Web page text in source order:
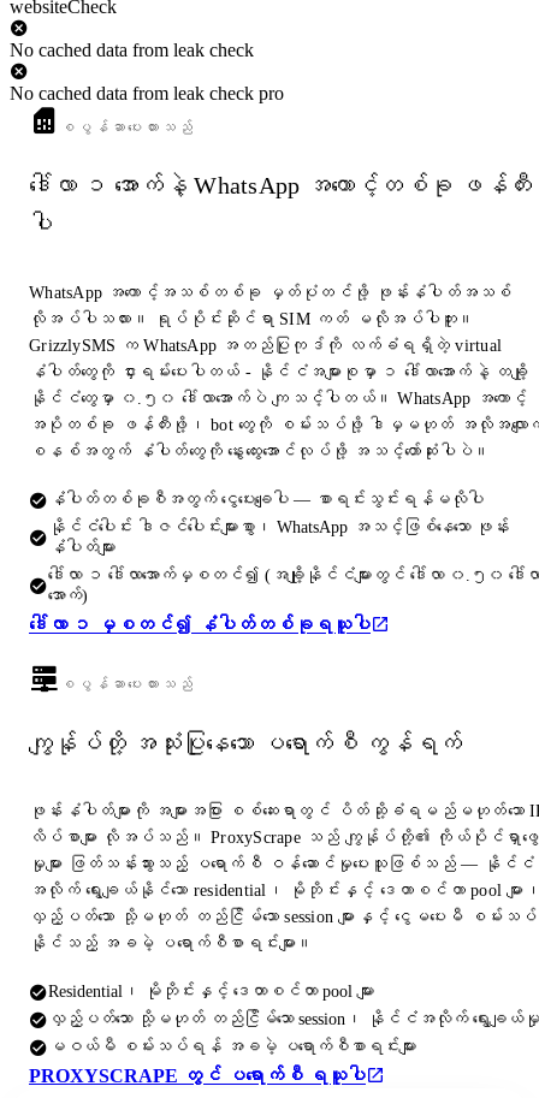
websiteCheck
No cached data from leak check
No cached data from leak check pro
စပွန်ဆာပေးထားသည်
ဒေါ်လာ ၁ အောက်နဲ့ WhatsApp အကောင့်တစ်ခု ဖန်တီး
ပါ
WhatsApp အကောင့်အသစ်တစ်ခု မှတ်ပုံတင်ဖို့ ဖုန်းနံပါတ်အသစ်
လိုအပ်ပါသလား။ ရုပ်ပိုင်းဆိုင်ရာ SIM ကတ် မလိုအပ်ပါဘူး။
GrizzlySMS က WhatsApp အတည်ပြုကုဒ်ကို လက်ခံရရှိတဲ့ virtual
နံပါတ်တွေကို ငှားရမ်းပေးပါတယ် - နိုင်ငံအများစုမှာ ၁ ဒေါ်လာအောက်နဲ့ တချို့
နိုင်ငံတွေမှာ ၀.၅၀ ဒေါ်လာအောက်ပဲ ကျသင့်ပါတယ်။ WhatsApp အကောင့်
အပိုတစ်ခု ဖန်တီးဖို့၊ bot တွေကို စမ်းသပ်ဖို့ ဒါမှမဟုတ် အလိုအလျော
စနစ်အတွက် နံပါတ်တွေကို နွေးထွေးအောင်လုပ်ဖို့ အသင့်တော်ဆုံးပါပဲ။
နံပါတ်တစ်ခုစီအတွက် ငွေပေးချေပါ — စာရင်းသွင်းရန်မလိုပါ
နိုင်ငံပေါင်း ဒါဇင်ပေါင်းများစွာ၊ WhatsApp အသင့်ဖြစ်နေသော ဖုန်း
နံပါတ်များ
ဒေါ်လာ ၁ ဒေါ်လာအောက်မှစတင်၍ (အချို့နိုင်ငံများတွင် ဒေါ်လာ ၀.၅၀ ဒေါ်လ
အောက်)
ဒေါ်လာ ၁ မှစတင်၍ နံပါတ်တစ်ခုရယူပါ
စပွန်ဆာပေးထားသည်
ကျွန်ုပ်တို့ အသုံးပြုနေသော ပရောက်စီ ကွန်ရက်
ဖုန်းနံပါတ်များကို အများအပြား စစ်ဆေးရာတွင် ပိတ်ဆို့ခံရမည်မဟုတ်သော
လိပ်စာများ လိုအပ်သည်။ ProxyScrape သည် ကျွန်ုပ်တို့၏ ကိုယ်ပိုင်ရှာဖွေ
မှုများ ဖြတ်သန်းသွားသည့် ပရောက်စီ ဝန်ဆောင်မှုပေးသူဖြစ်သည် — နိုင်ငံ
အလိုက် ရွေးချယ်နိုင်သော residential၊ မိုဘိုင်းနှင့် ဒေတာစင်တာ pool များ
လှည့်ပတ်သော သို့မဟုတ် တည်ငြိမ်သော session များနှင့် ငွေမပေးမီ စမ်းသပ်
နိုင်သည့် အခမဲ့ ပရောက်စီစာရင်းများ။
Residential၊ မိုဘိုင်းနှင့် ဒေတာစင်တာ pool များ
လှည့်ပတ်သော သို့မဟုတ် တည်ငြိမ်သော session၊ နိုင်ငံအလိုက် ရွေးချယ်မှု
မဝယ်မီ စမ်းသပ်ရန် အခမဲ့ ပရောက်စီစာရင်းများ
PROXYSCRAPE တွင် ပရောက်စီ ရယူပါ